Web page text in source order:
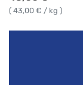
( 43,00 € / kg )